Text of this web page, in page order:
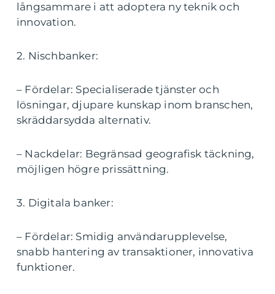
långsammare i att adoptera ny teknik och
innovation.
2. Nischbanker:
– Fördelar: Specialiserade tjänster och
lösningar, djupare kunskap inom branschen,
skräddarsydda alternativ.
– Nackdelar: Begränsad geografisk täckning,
möjligen högre prissättning.
3. Digitala banker:
– Fördelar: Smidig användarupplevelse,
snabb hantering av transaktioner, innovativa
funktioner.